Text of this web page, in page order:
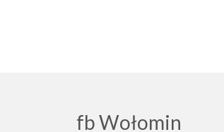
fb Wołomin